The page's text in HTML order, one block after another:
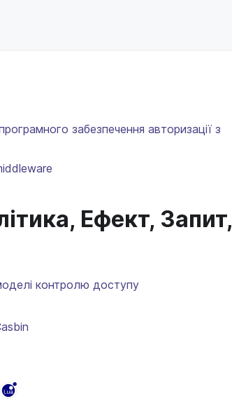
забезпечення авторизації з
Ефект, Запит,
контролю доступу